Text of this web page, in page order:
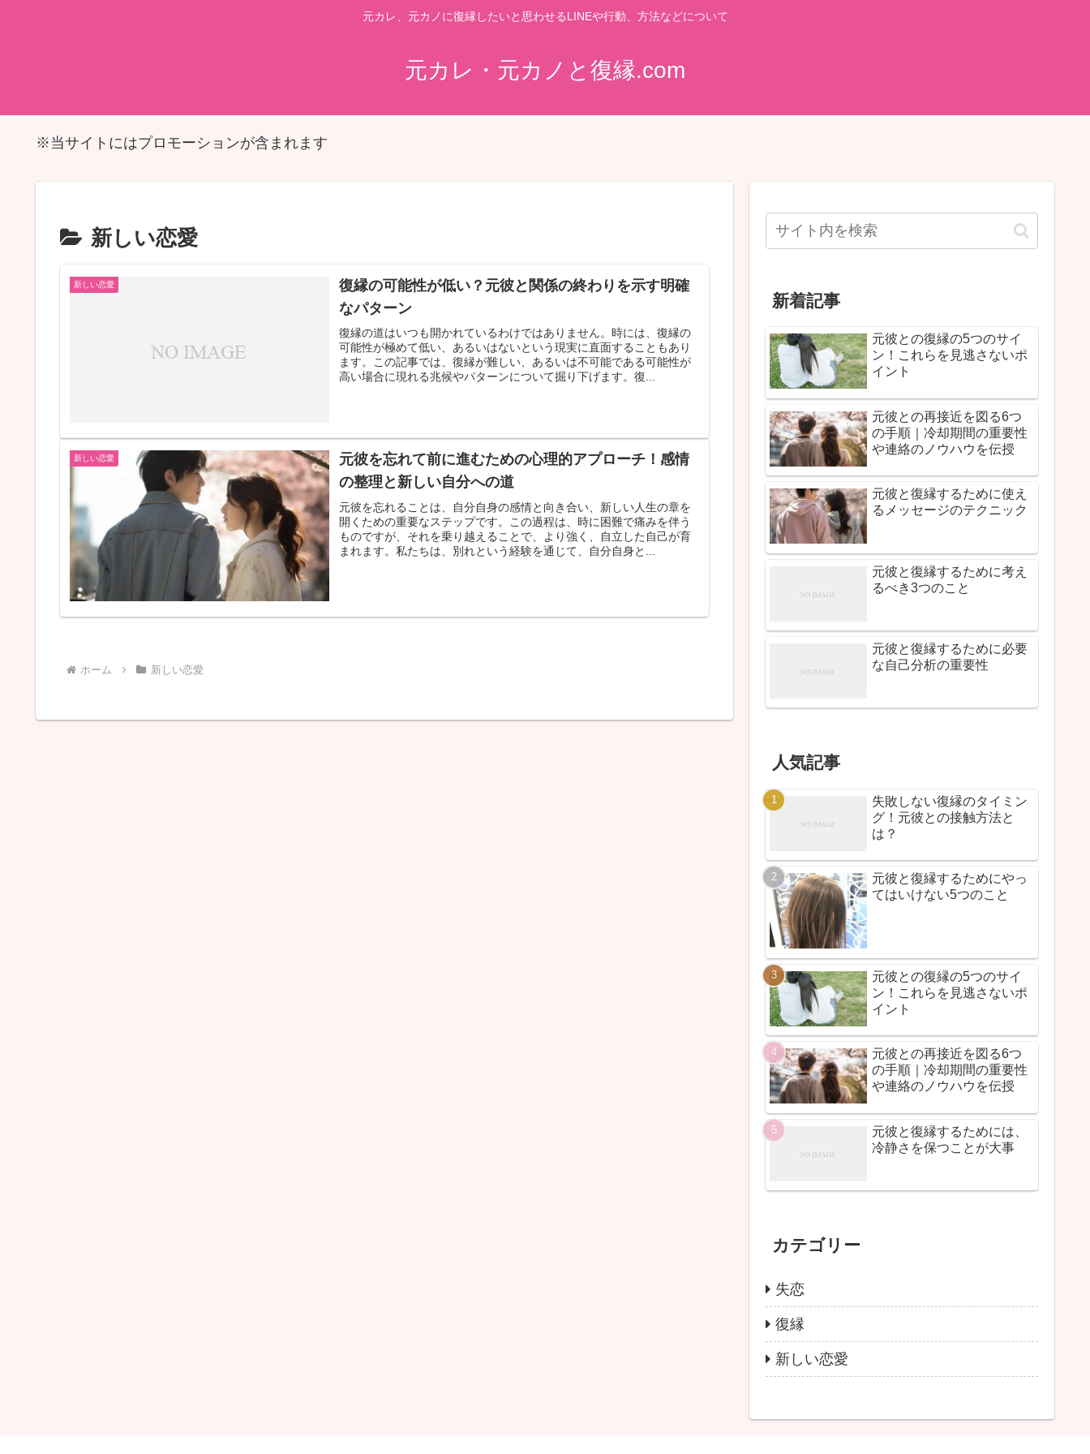
元カレ、元カノに復縁したいと思わせるLINEや行動、方法などについて
元カレ・元カノと復縁.com
※当サイトにはプロモーションが含まれます
新しい恋愛
新しい恋愛
復縁の可能性が低い？元彼と関係の終わりを示す明確
なパターン
復縁の道はいつも開かれているわけではありません。時には、復縁の
可能性が極めて低い、あるいはないという現実に直面することもあり
ます。この記事では、復縁が難しい、あるいは不可能である可能性が
高い場合に現れる兆候やパターンについて掘り下げます。復...
新しい恋愛
元彼を忘れて前に進むための心理的アプローチ！感情
の整理と新しい自分への道
元彼を忘れることは、自分自身の感情と向き合い、新しい人生の章を
開くための重要なステップです。この過程は、時に困難で痛みを伴う
ものですが、それを乗り越えることで、より強く、自立した自己が育
まれます。私たちは、別れという経験を通じて、自分自身と...
ホーム 新しい恋愛
新着記事
元彼との復縁の5つのサイ
ン！これらを見逃さないポ
イント
元彼との再接近を図る6つ
の手順｜冷却期間の重要性
や連絡のノウハウを伝授
元彼と復縁するために使え
るメッセージのテクニック
元彼と復縁するために考え
るべき3つのこと
元彼と復縁するために必要
な自己分析の重要性
人気記事
失敗しない復縁のタイミン
グ！元彼との接触方法と
は？
元彼と復縁するためにやっ
てはいけない5つのこと
元彼との復縁の5つのサイ
ン！これらを見逃さないポ
イント
元彼との再接近を図る6つ
の手順｜冷却期間の重要性
や連絡のノウハウを伝授
元彼と復縁するためには、
冷静さを保つことが大事
カテゴリー
失恋
復縁
新しい恋愛